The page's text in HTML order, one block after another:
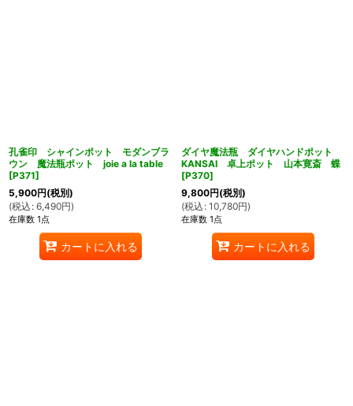
孔雀印 シャインポット モダンブラ
ウン 魔法瓶ポット joie a la table
[P371]
5,900円(税別)
(税込 : 6,490円)
在庫数 1点
カートに入れる
ダイヤ魔法瓶 ダイヤハンドポット
KANSAI 卓上ポット 山本寛斎 蝶
[P370]
9,800円(税別)
(税込 : 10,780円)
在庫数 1点
カートに入れる